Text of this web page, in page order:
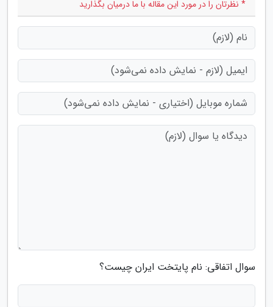
* نظرتان را در مورد این مقاله با ما درمیان بگذارید
سوال اتفاقی: نام پایتخت ایران چیست؟